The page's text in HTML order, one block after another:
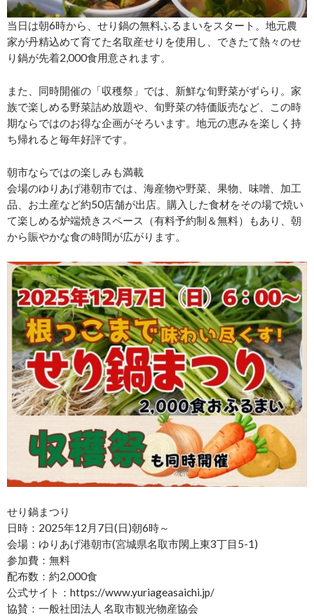
当日は朝6時から、せり鍋の無料ふるまいをスタート。地元農
家が丹精込めて育てた名取産せりを使用し、できたて熱々のせ
り鍋が先着2,000食用意されます。
また、同時開催の「収穫祭」では、新鮮な旬野菜がずらり。家
族で楽しめる野菜詰め放題や、旬野菜の特価販売など、この時
期ならではのお得な企画がそろいます。地元の恵みを楽しく持
ち帰れると毎年好評です。
朝市ならではの楽しみも満載
会場のゆりあげ港朝市では、海産物や野菜、果物、味噌、加工
品、お土産など約50店舗が出店。購入した食材をその場で焼い
て楽しめる炉端焼きスペース（有料予約制＆無料）もあり、朝
から賑やかな食の時間が広がります。
せり鍋まつり
日時：2025年12月7日(日)朝6時～
会場：ゆりあげ港朝市(宮城県名取市閖上東3丁目5-1)
参加費：無料
配布数：約2,000食
公式サイト：https://www.yuriageasaichi.jp/
協賛：一般社団法人 名取市観光物産協会